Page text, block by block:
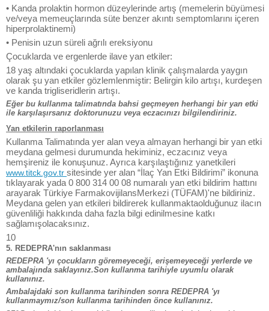
• Kanda prolaktin hormon düzeylerinde artış (memelerin büyümesi
ve/veya memeuçlarında süte benzer akıntı semptomlarını içeren
hiperprolaktinemi)
• Penisin uzun süreli ağrılı ereksiyonu
Çocuklarda ve ergenlerde ilave yan etkiler:
18 yaş altındaki çocuklarda yapılan klinik çalışmalarda yaygın
olarak şu yan etkiler gözlemlenmiştir: Belirgin kilo artışı, kurdeşen
ve kanda trigliseridlerin artışı.
Eğer bu kullanma talimatında bahsi geçmeyen herhangi bir yan etki
ile karşılaşırsanız doktorunuzu veya eczacınızı bilgilendiriniz.
Yan etkilerin raporlanması
Kullanma Talimatında yer alan veya almayan herhangi bir yan etki
meydana gelmesi durumunda hekiminiz, eczacınız veya
hemşireniz ile konuşunuz. Ayrıca karşılaştığınız yanetkileri
www.titck.gov.tr sitesinde yer alan “İlaç Yan Etki Bildirimi” ikonuna
tıklayarak yada 0 800 314 00 08 numaralı yan etki bildirim hattını
arayarak Türkiye FarmakovijilansMerkezi (TÜFAM)'ne bildiriniz.
Meydana gelen yan etkileri bildirerek kullanmaktaolduğunuz ilacın
güvenliliği hakkında daha fazla bilgi edinilmesine katkı
sağlamışolacaksınız.
10
5. REDEPRA'nın saklanması
REDEPRA 'yı çocukların göremeyeceği, erişemeyeceği yerlerde ve
ambalajında saklayınız.Son kullanma tarihiyle uyumlu olarak
kullanınız.
Ambalajdaki son kullanma tarihinden sonra REDEPRA 'yı
kullanmaymız/son kullanma tarihinden önce kullanınız.